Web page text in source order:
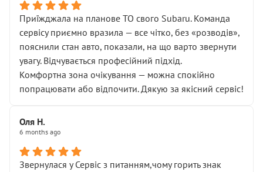
Приїжджала на планове ТО свого Subaru. Команда
сервісу приємно вразила — все чітко, без «розводів»,
пояснили стан авто, показали, на що варто звернути
увагу. Відчувається професійний підхід.
Комфортна зона очікування — можна спокійно
попрацювати або відпочити. Дякую за якісний сервіс!
Оля Н.
6 months ago
Звернулася у Сервіс з питанням,чому горить знак